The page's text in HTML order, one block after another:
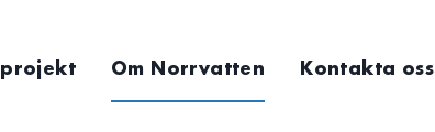
projekt Om Norrvatten Kontakta oss